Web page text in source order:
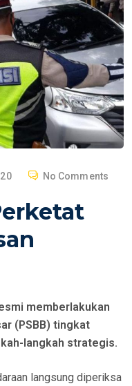
No Comments
memberlakukan
(PSBB) tingkat
langkah strategis.
langsung diperiksa